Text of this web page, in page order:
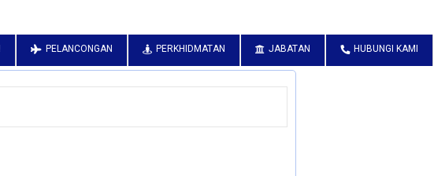
PELANCONGAN PERKHIDMATAN JABATAN HUBUNGI KAMI